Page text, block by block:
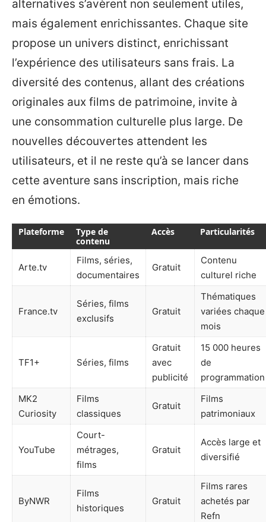
alternatives s’avèrent non seulement utiles,
mais également enrichissantes. Chaque site
propose un univers distinct, enrichissant
l’expérience des utilisateurs sans frais. La
diversité des contenus, allant des créations
originales aux films de patrimoine, invite à
une consommation culturelle plus large. De
nouvelles découvertes attendent les
utilisateurs, et il ne reste qu’à se lancer dans
cette aventure sans inscription, mais riche
en émotions.
Plateforme
Type de
contenu
Accès Particularités
Arte.tv
Films, séries,
documentaires
Gratuit
Contenu
culturel riche
France.tv
Séries, films
exclusifs
Gratuit
Thématiques
variées chaque
mois
TF1+ Séries, films
Gratuit
avec
publicité
15 000 heures
de
programmation
MK2
Curiosity
Films
classiques
Gratuit
Films
patrimoniaux
YouTube
Court-
métrages,
films
Gratuit
Accès large et
diversifié
ByNWR
Films
historiques
Gratuit
Films rares
achetés par
Refn